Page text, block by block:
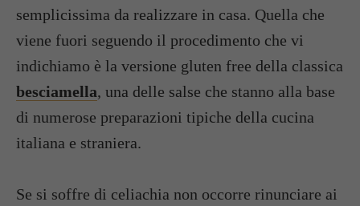
semplicissima da realizzare in casa. Quella che
viene fuori seguendo il procedimento che vi
indichiamo è la versione gluten free della classica
besciamella, una delle salse che stanno alla base
di numerose preparazioni tipiche della cucina
italiana e straniera.
Se si soffre di celiachia non occorre rinunciare ai